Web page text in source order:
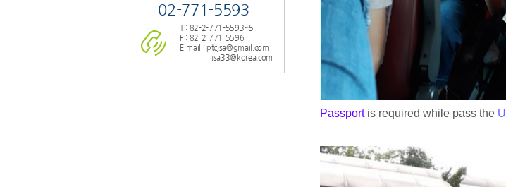
02-771-5593
T : 82-2-771-5593~5
F : 82-2-771-5596
E-mail : ptcjsa@gmail.com
jsa33@korea.com
Passport is required while pass the U